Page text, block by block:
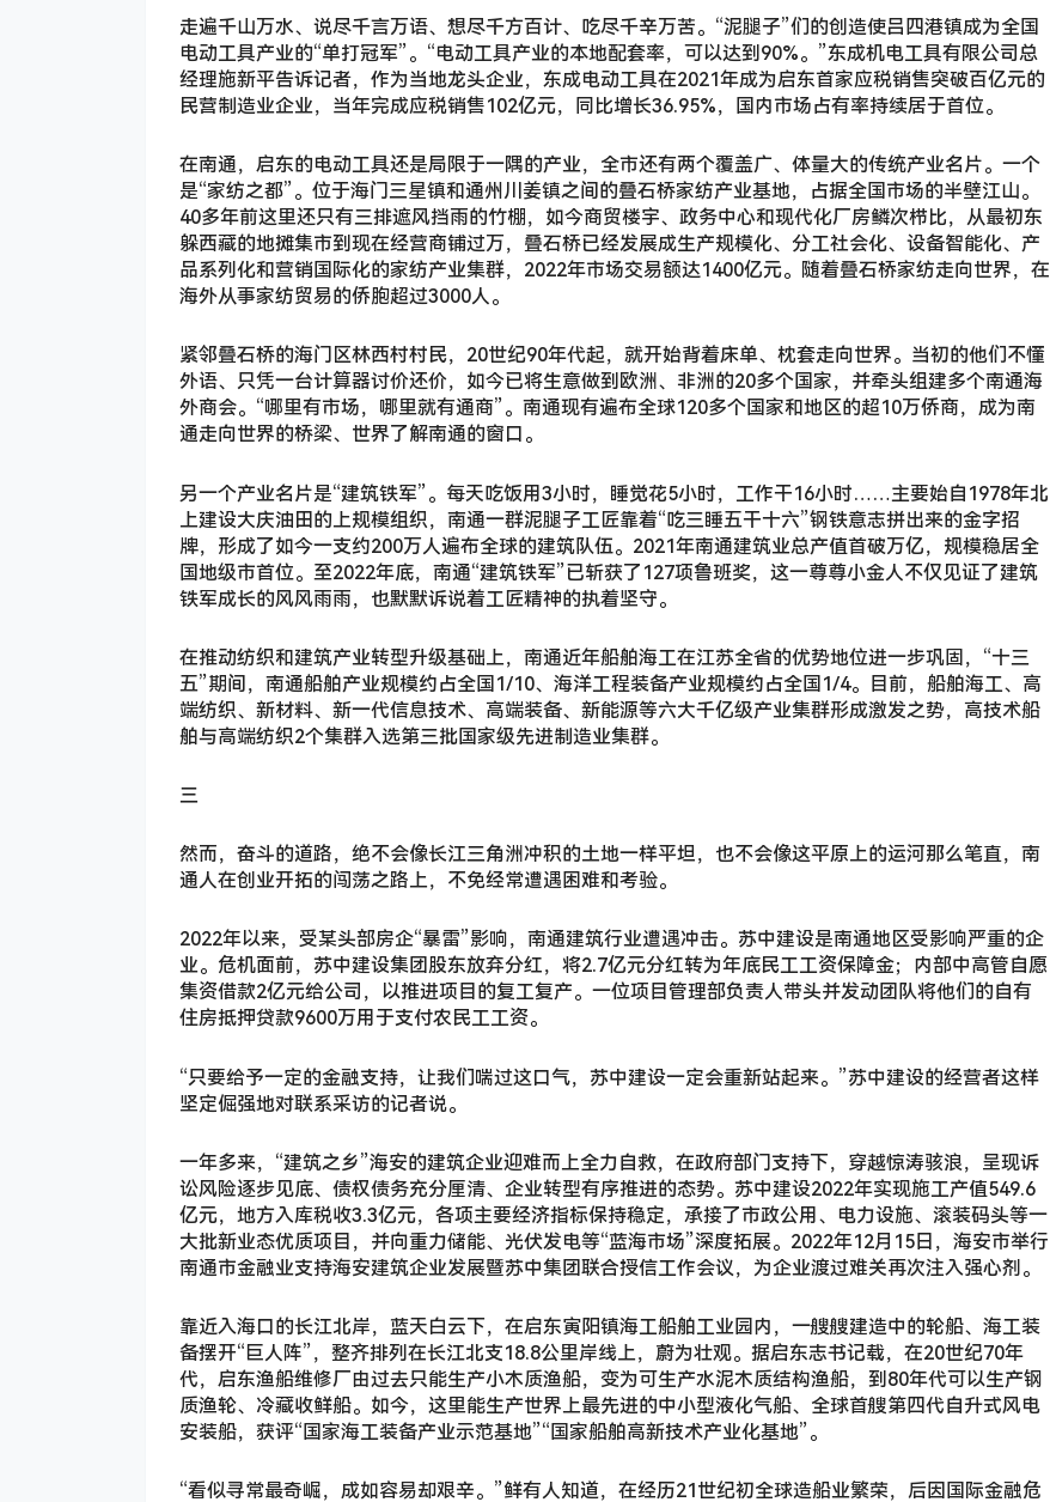
走遍千山万水、说尽千言万语、想尽千方百计、吃尽千辛万苦。“泥腿子”们的创造使吕四港镇成为全国
电动工具产业的“单打冠军”。“电动工具产业的本地配套率，可以达到90%。”东成机电工具有限公司总
经理施新平告诉记者，作为当地龙头企业，东成电动工具在2021年成为启东首家应税销售突破百亿元的
民营制造业企业，当年完成应税销售102亿元，同比增长36.95%，国内市场占有率持续居于首位。
在南通，启东的电动工具还是局限于一隅的产业，全市还有两个覆盖广、体量大的传统产业名片。一个
是“家纺之都”。位于海门三星镇和通州川姜镇之间的叠石桥家纺产业基地，占据全国市场的半壁江山。
40多年前这里还只有三排遮风挡雨的竹棚，如今商贸楼宇、政务中心和现代化厂房鳞次栉比，从最初东
躲西藏的地摊集市到现在经营商铺过万，叠石桥已经发展成生产规模化、分工社会化、设备智能化、产
品系列化和营销国际化的家纺产业集群，2022年市场交易额达1400亿元。随着叠石桥家纺走向世界，在
海外从事家纺贸易的侨胞超过3000人。
紧邻叠石桥的海门区林西村村民，20世纪90年代起，就开始背着床单、枕套走向世界。当初的他们不懂
外语、只凭一台计算器讨价还价，如今已将生意做到欧洲、非洲的20多个国家，并牵头组建多个南通海
外商会。“哪里有市场，哪里就有通商”。南通现有遍布全球120多个国家和地区的超10万侨商，成为南
通走向世界的桥梁、世界了解南通的窗口。
另一个产业名片是“建筑铁军”。每天吃饭用3小时，睡觉花5小时，工作干16小时……主要始自1978年北
上建设大庆油田的上规模组织，南通一群泥腿子工匠靠着“吃三睡五干十六”钢铁意志拼出来的金字招
牌，形成了如今一支约200万人遍布全球的建筑队伍。2021年南通建筑业总产值首破万亿，规模稳居全
国地级市首位。至2022年底，南通“建筑铁军”已斩获了127项鲁班奖，这一尊尊小金人不仅见证了建筑
铁军成长的风风雨雨，也默默诉说着工匠精神的执着坚守。
在推动纺织和建筑产业转型升级基础上，南通近年船舶海工在江苏全省的优势地位进一步巩固，“十三
五”期间，南通船舶产业规模约占全国1/10、海洋工程装备产业规模约占全国1/4。目前，船舶海工、高
端纺织、新材料、新一代信息技术、高端装备、新能源等六大千亿级产业集群形成激发之势，高技术船
舶与高端纺织2个集群入选第三批国家级先进制造业集群。
三
然而，奋斗的道路，绝不会像长江三角洲冲积的土地一样平坦，也不会像这平原上的运河那么笔直，南
通人在创业开拓的闯荡之路上，不免经常遭遇困难和考验。
2022年以来，受某头部房企“暴雷”影响，南通建筑行业遭遇冲击。苏中建设是南通地区受影响严重的企
业。危机面前，苏中建设集团股东放弃分红，将2.7亿元分红转为年底民工工资保障金；内部中高管自愿
集资借款2亿元给公司，以推进项目的复工复产。一位项目管理部负责人带头并发动团队将他们的自有
住房抵押贷款9600万用于支付农民工工资。
“只要给予一定的金融支持，让我们喘过这口气，苏中建设一定会重新站起来。”苏中建设的经营者这样
坚定倔强地对联系采访的记者说。
一年多来，“建筑之乡”海安的建筑企业迎难而上全力自救，在政府部门支持下，穿越惊涛骇浪，呈现诉
讼风险逐步见底、债权债务充分厘清、企业转型有序推进的态势。苏中建设2022年实现施工产值549.6
亿元，地方入库税收3.3亿元，各项主要经济指标保持稳定，承接了市政公用、电力设施、滚装码头等一
大批新业态优质项目，并向重力储能、光伏发电等“蓝海市场”深度拓展。2022年12月15日，海安市举行
南通市金融业支持海安建筑企业发展暨苏中集团联合授信工作会议，为企业渡过难关再次注入强心剂。
靠近入海口的长江北岸，蓝天白云下，在启东寅阳镇海工船舶工业园内，一艘艘建造中的轮船、海工装
备摆开“巨人阵”，整齐排列在长江北支18.8公里岸线上，蔚为壮观。据启东志书记载，在20世纪70年
代，启东渔船维修厂由过去只能生产小木质渔船，变为可生产水泥木质结构渔船，到80年代可以生产钢
质渔轮、冷藏收鲜船。如今，这里能生产世界上最先进的中小型液化气船、全球首艘第四代自升式风电
安装船，获评“国家海工装备产业示范基地”“国家船舶高新技术产业化基地”。
“看似寻常最奇崛，成如容易却艰辛。”鲜有人知道，在经历21世纪初全球造船业繁荣，后因国际金融危